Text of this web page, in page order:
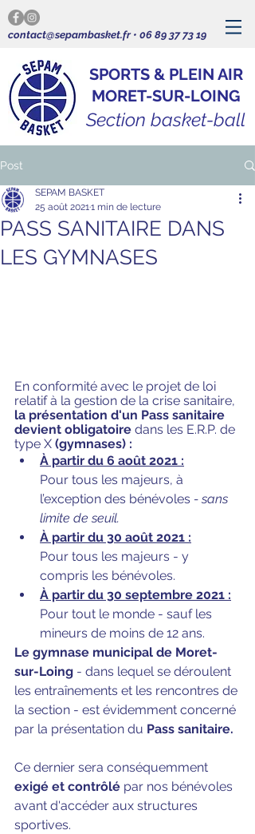
contact@sepambasket.fr• 06 89 37 73 19
SPORTS & PLEIN AIR
MORET-SUR-LOING
Section basket-ball
Post
PASS SANITAIRE DANS
LES GYMNASES
SEPAM BASKET
25 août 20211 min de lecture
En conformité avec le projet de loi
relatif à la gestion de la crise sanitaire,
la présentation d'un Pass sanitaire
devient obligatoire dans les E.R.P. de
type X (gymnases) :
À partir du 6 août 2021 :
Pour tous les majeurs, à
l’exception des bénévoles - sans
limite de seuil.
À partir du 30 août 2021 :
Pour tous les majeurs - y
compris les bénévoles.
À partir du 30 septembre 2021 :
Pour tout le monde - sauf les
mineurs de moins de 12 ans.
Le gymnase municipal de Moret-
sur-Loing - dans lequel se déroulent
les entraînements et les rencontres de
la section - est évidemment concerné
par la présentation du Pass sanitaire.
Ce dernier sera conséquemment
exigé et contrôlé par nos bénévoles
avant d'accéder aux structures
sportives.